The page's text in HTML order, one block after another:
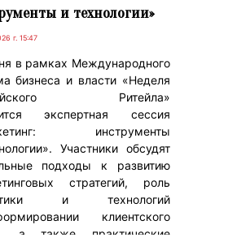
и технологии»
г. 15:47
в рамках Международного
бизнеса и власти «Неделя
Ритейла»
экспертная сессия
инструменты
Участники обсудят
подходы к развитию
стратегий, роль
и технологий
клиентского
а также практические